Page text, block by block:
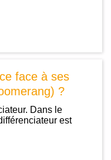
face à ses
?
Dans le
est